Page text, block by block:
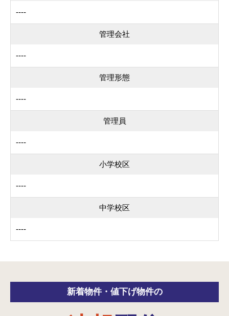
----
管理会社
----
管理形態
----
管理員
----
小学校区
----
中学校区
----
新着物件・ 値下げ物件の